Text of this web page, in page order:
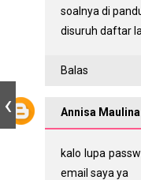
soalnya di
disuruh daftar
Balas
Annisa
kalo lupa
email saya ya